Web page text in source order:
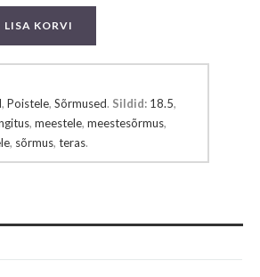
LISA KORVI
, Poistele, Sõrmused. Sildid: 18.5,
, meestele, meestesõrmus,
, sõrmus, teras.